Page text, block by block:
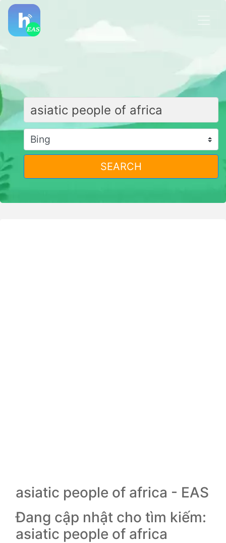
SEARCH
asiatic people of africa - EAS
Đang cập nhật cho tìm kiếm:
asiatic people of africa